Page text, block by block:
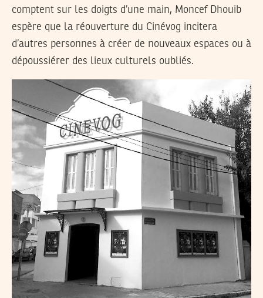
comptent sur les doigts d’une main, Moncef Dhouib
espère que la réouverture du Cinévog incitera
d’autres personnes à créer de nouveaux espaces ou à
dépoussiérer des lieux culturels oubliés.